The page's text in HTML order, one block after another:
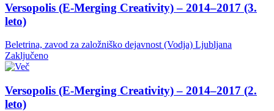
Versopolis (E-Merging Creativity) – 2014–2017 (3.
leto)
Beletrina, zavod za založniško dejavnost (Vodja) Ljubljana
Zaključeno
Versopolis (E-Merging Creativity) – 2014–2017 (2.
leto)